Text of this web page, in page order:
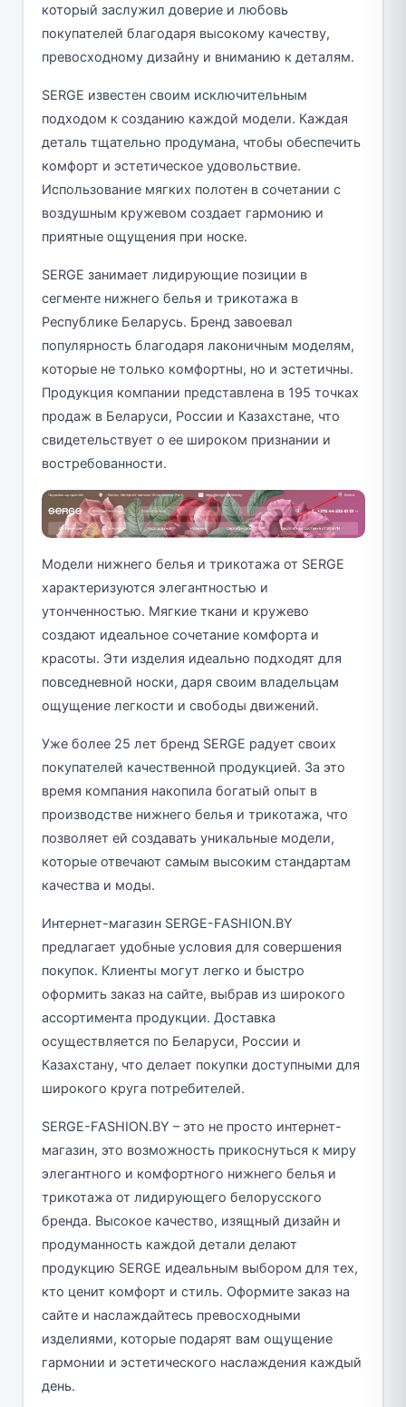
который заслужил доверие и любовь
покупателей благодаря высокому качеству,
превосходному дизайну и вниманию к деталям.
SERGE известен своим исключительным
подходом к созданию каждой модели. Каждая
деталь тщательно продумана, чтобы обеспечить
комфорт и эстетическое удовольствие.
Использование мягких полотен в сочетании с
воздушным кружевом создает гармонию и
приятные ощущения при носке.
SERGE занимает лидирующие позиции в
сегменте нижнего белья и трикотажа в
Республике Беларусь. Бренд завоевал
популярность благодаря лаконичным моделям,
которые не только комфортны, но и эстетичны.
Продукция компании представлена в 195 точках
продаж в Беларуси, России и Казахстане, что
свидетельствует о ее широком признании и
востребованности.
Модели нижнего белья и трикотажа от SERGE
характеризуются элегантностью и
утонченностью. Мягкие ткани и кружево
создают идеальное сочетание комфорта и
красоты. Эти изделия идеально подходят для
повседневной носки, даря своим владельцам
ощущение легкости и свободы движений.
Уже более 25 лет бренд SERGE радует своих
покупателей качественной продукцией. За это
время компания накопила богатый опыт в
производстве нижнего белья и трикотажа, что
позволяет ей создавать уникальные модели,
которые отвечают самым высоким стандартам
качества и моды.
Интернет-магазин SERGE-FASHION.BY
предлагает удобные условия для совершения
покупок. Клиенты могут легко и быстро
оформить заказ на сайте, выбрав из широкого
ассортимента продукции. Доставка
осуществляется по Беларуси, России и
Казахстану, что делает покупки доступными для
широкого круга потребителей.
SERGE-FASHION.BY – это не просто интернет-
магазин, это возможность прикоснуться к миру
элегантного и комфортного нижнего белья и
трикотажа от лидирующего белорусского
бренда. Высокое качество, изящный дизайн и
продуманность каждой детали делают
продукцию SERGE идеальным выбором для тех,
кто ценит комфорт и стиль. Оформите заказ на
сайте и наслаждайтесь превосходными
изделиями, которые подарят вам ощущение
гармонии и эстетического наслаждения каждый
день.